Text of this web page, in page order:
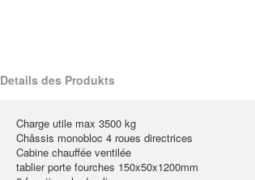
Details des Produkts
Charge utile max 3500 kg
Châssis monobloc 4 roues directrices
Cabine chauffée ventilée
tablier porte fourches 150x50x1200mm